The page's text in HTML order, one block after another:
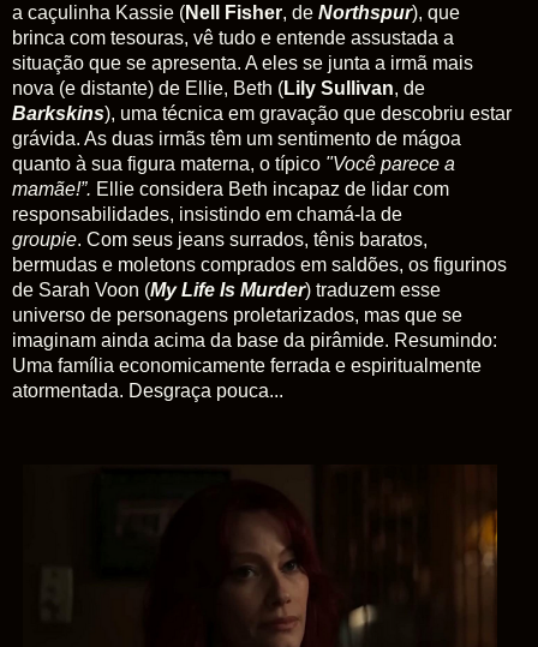
a caçulinha Kassie (Nell Fisher, de Northspur), que
brinca com tesouras, vê tudo e entende assustada a
situação que se apresenta. A eles se junta a irmã mais
nova (e distante) de Ellie, Beth (Lily Sullivan, de
Barkskins), uma técnica em gravação que descobriu estar
grávida. As duas irmãs têm um sentimento de mágoa
quanto à sua figura materna, o típico "Você parece a
mamãe!”. Ellie considera Beth incapaz de lidar com
responsabilidades, insistindo em chamá-la de
groupie. Com seus jeans surrados, tênis baratos,
bermudas e moletons comprados em saldões, os figurinos
de Sarah Voon (My Life Is Murder) traduzem esse
universo de personagens proletarizados, mas que se
imaginam ainda acima da base da pirâmide. Resumindo:
Uma família economicamente ferrada e espiritualmente
atormentada. Desgraça pouca...